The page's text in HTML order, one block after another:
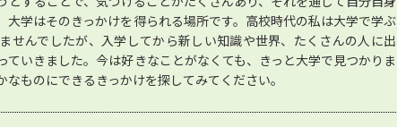
大学はそのきっかけを得られる場所です。高校時代の私は大学で学ぶ
せんでしたが、入学してから新しい知識や世界、たくさんの人に出
ていきました。今は好きなことがなくても、きっと大学で見つかりま
ものにできるきっかけを探してみてください。